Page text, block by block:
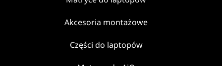
Akcesoria montażowe
Części do laptopów